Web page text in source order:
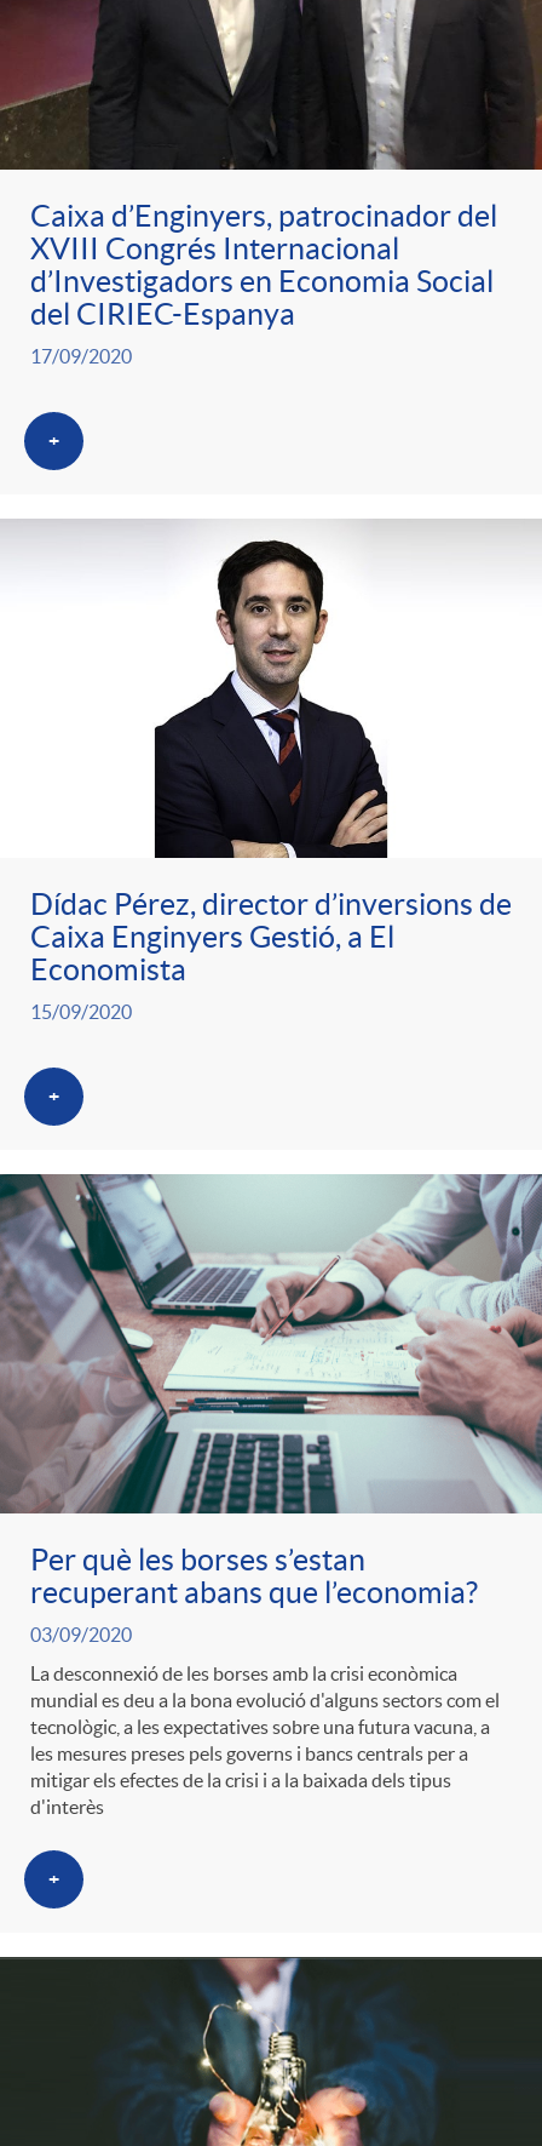
Caixa d’Enginyers, patrocinador del
XVIII Congrés Internacional
d’Investigadors en Economia Social
del CIRIEC-Espanya
17/09/2020
+
Dídac Pérez, director d’inversions de
Caixa Enginyers Gestió, a El
Economista
15/09/2020
+
Per què les borses s’estan
recuperant abans que l’economia?
03/09/2020
La desconnexió de les borses amb la crisi econòmica
mundial es deu a la bona evolució d'alguns sectors com el
tecnològic, a les expectatives sobre una futura vacuna, a
les mesures preses pels governs i bancs centrals per a
mitigar els efectes de la crisi i a la baixada dels tipus
d'interès
+